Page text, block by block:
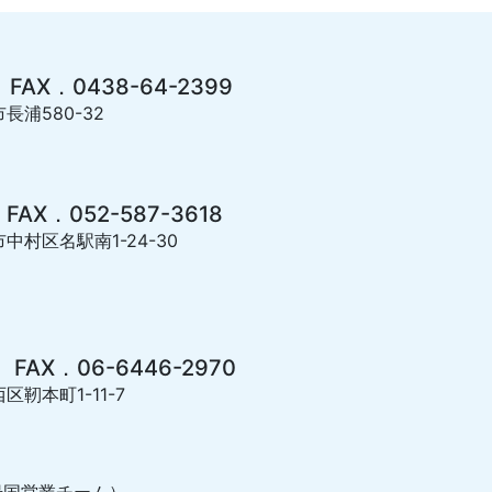
．0438-64-2399
長浦580-32
．052-587-3618
村区名駅南1-24-30
．06-6446-2970
靭本町1-11-7